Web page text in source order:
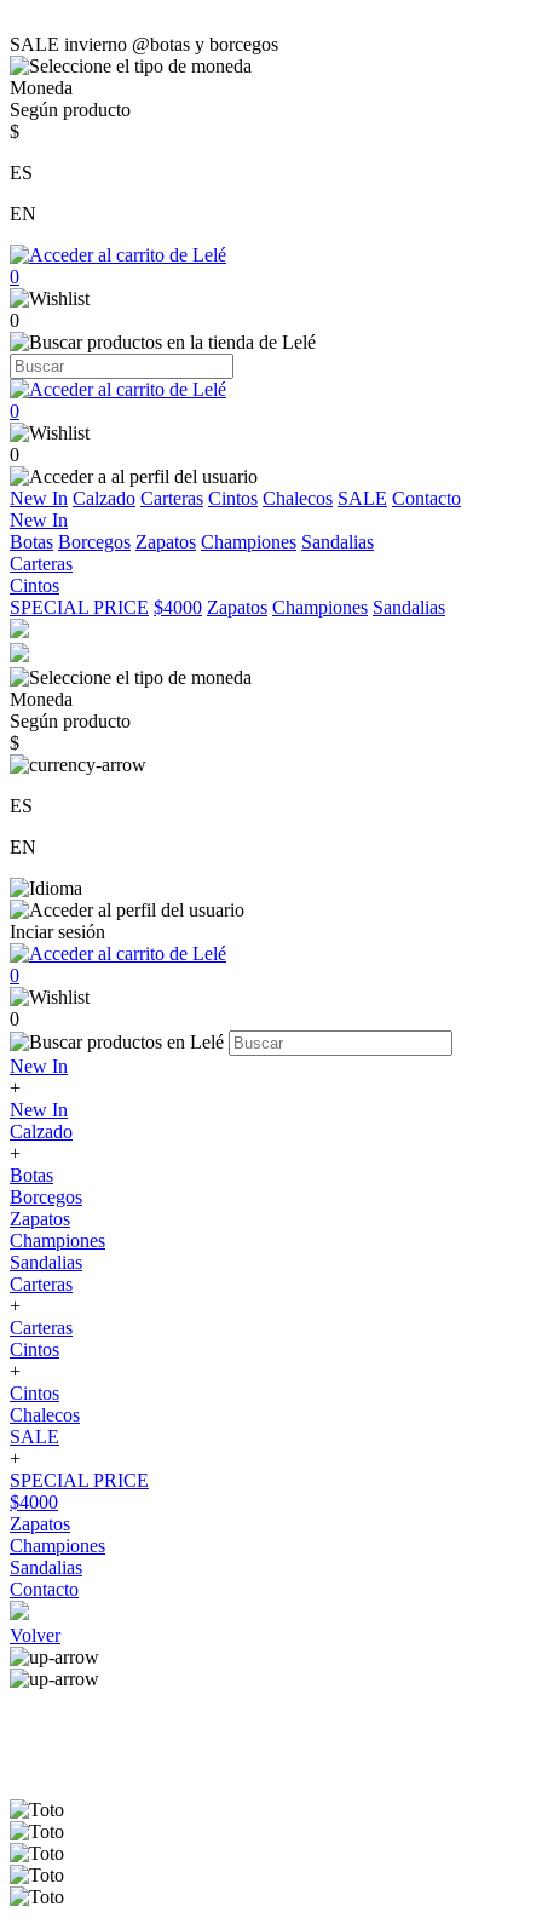
SALE invierno @botas y borcegos
Moneda
Según producto
$
ES
EN
0
0
0
0
New In Calzado Carteras Cintos Chalecos SALE Contacto
New In
Botas Borcegos Zapatos Championes Sandalias
Carteras
Cintos
SPECIAL PRICE $4000 Zapatos Championes Sandalias
Moneda
Según producto
$
ES
EN
Inciar sesión
0
0
New In
+
New In
Calzado
+
Botas
Borcegos
Zapatos
Championes
Sandalias
Carteras
+
Carteras
Cintos
+
Cintos
Chalecos
SALE
+
SPECIAL PRICE
$4000
Zapatos
Championes
Sandalias
Contacto
Volver